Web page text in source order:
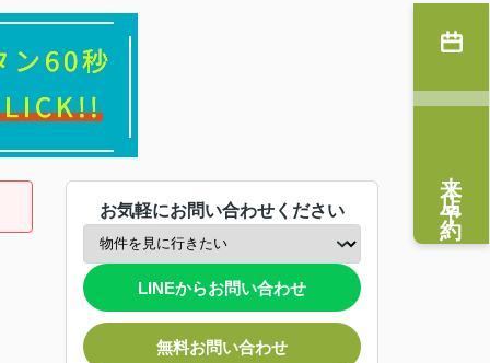
お気軽にお問い合わせください
LINEからお問い合わせ
無料お問い合わせ
来店予約